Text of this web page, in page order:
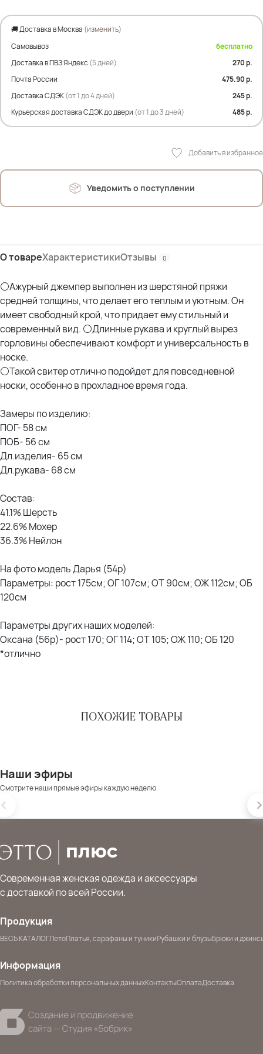
ПОГ- 58 см
ПОБ- 56 см
Дл.рукава- 68 см
Состав:
22.6% Мохер
36.3% Нейлон
Параметры: рост 175см; ОГ 107см; ОТ 90см; ОЖ 112см; ОБ 120см
🚚 Доставка в Москва (изменить)
Самовывоз
бесплатно
Доставка в ПВЗ Яндекс (5 дней)
270 р.
Почта России
475.90 р.
Доставка СДЭК(от 1 до 4 дней)
245 р.
Курьерская доставка СДЭК до двери (от 1 до 3 дней) 485 р.
Добавить в избранное
Уведомить о поступлении
О товареХарактеристикиОтзывы 0
⚪Ажурный джемпер выполнен из шерстяной пряжи
средней толщины, что делает его теплым и уютным. Он
имеет свободный крой, что придает ему стильный и
современный вид. ⚪Длинные рукава и круглый вырез
горловины обеспечивают комфорт и универсальность в
носке.
⚪Такой свитер отлично подойдет для повседневной
носки, особенно в прохладное время года.
Замеры по изделию:
ПОГ- 58 см
ПОБ- 56 см
Дл.изделия- 65 см
Дл.рукава- 68 см
Состав:
41.1% Шерсть
22.6% Мохер
36.3% Нейлон
На фото модель Дарья (54р)
Параметры: рост 175см; ОГ 107см; ОТ 90см; ОЖ 112см; ОБ
120см
Параметры других наших моделей:
Оксана (56р)- рост 170; ОГ 114; ОТ 105; ОЖ 110; ОБ 120
*отлично
ПОХОЖИЕ ТОВАРЫ
Наши эфиры
Смотрите наши прямые эфиры каждую неделю
Современная женская одежда и аксессуары
с доставкой по всей России.
Продукция
ВЕСЬ КАТАЛОГЛетоПлатья, сарафаны и туникиРубашки и блузыБрюки и
Информация
Политика обработки персональных данныхКонтактыОплатаДоставка